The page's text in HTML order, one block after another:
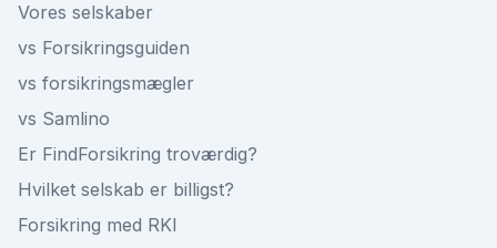
Vores selskaber
vs Forsikringsguiden
vs forsikringsmægler
vs Samlino
Er FindForsikring troværdig?
Hvilket selskab er billigst?
Forsikring med RKI